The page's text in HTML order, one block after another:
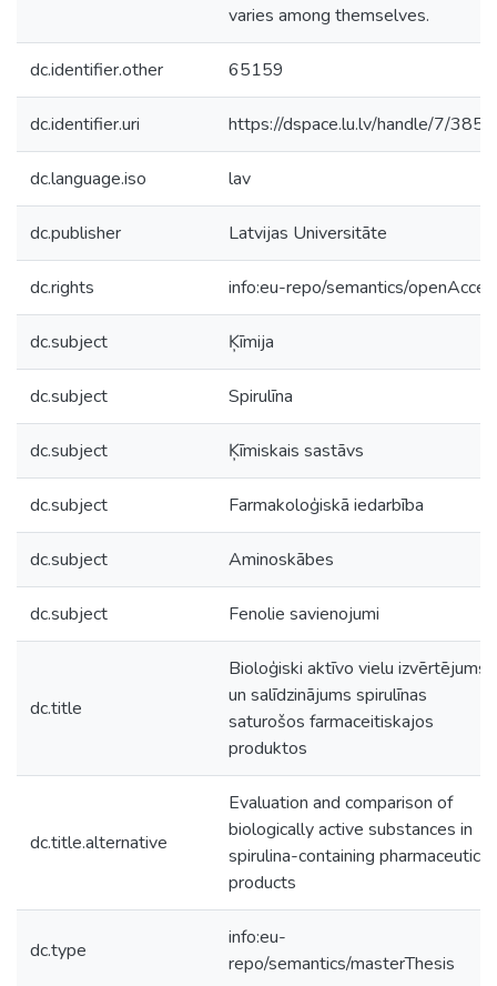
varies among themselves.
dc.identifier.other 65159
dc.identifier.uri https://dspace.lu.lv/handle/7/
dc.language.iso lav
dc.publisher Latvijas Universitāte
dc.rights info:eu-repo/semantics/
dc.subject Ķīmija
dc.subject Spirulīna
dc.subject Ķīmiskais sastāvs
dc.subject Farmakoloģiskā iedarbība
dc.subject Aminoskābes
dc.subject Fenolie savienojumi
dc.title
Bioloģiski aktīvo vielu izvērtējums
un salīdzinājums spirulīnas
saturošos farmaceitiskajos
produktos
dc.title.alternative
Evaluation and comparison of
biologically active substances in
spirulina-containing pharmaceutical
products
dc.type
info:eu-
repo/semantics/masterThesis